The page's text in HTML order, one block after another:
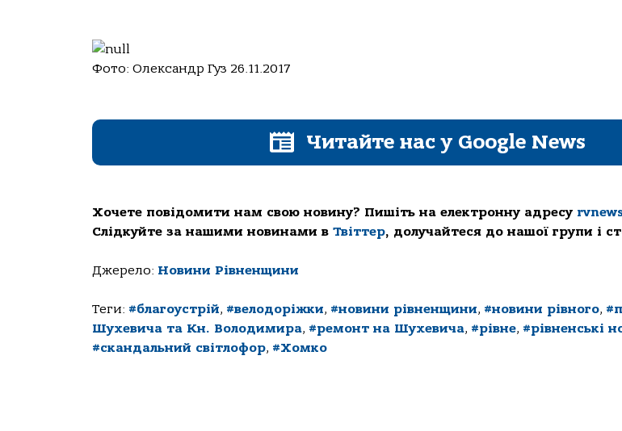
Фото: Олександр Гуз 26.11.2017
Читайте нас у Google News
Хочете повідомити нам свою новину? Пишіть на електронну адресу
Слідкуйте за нашими новинами в Твіттер, долучайтеся до нашої групи і
Джерело: Новини Рівненщини
Теги: #благоустрій, #велодоріжки, #новини рівненщини, #новини рівного,
Шухевича та Кн. Володимира, #ремонт на Шухевича, #рівне, #рівненські
#скандальний світлофор, #Хомко